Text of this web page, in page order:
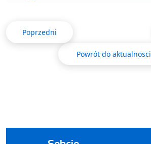
Poprzedni
Powrót do aktualnosci